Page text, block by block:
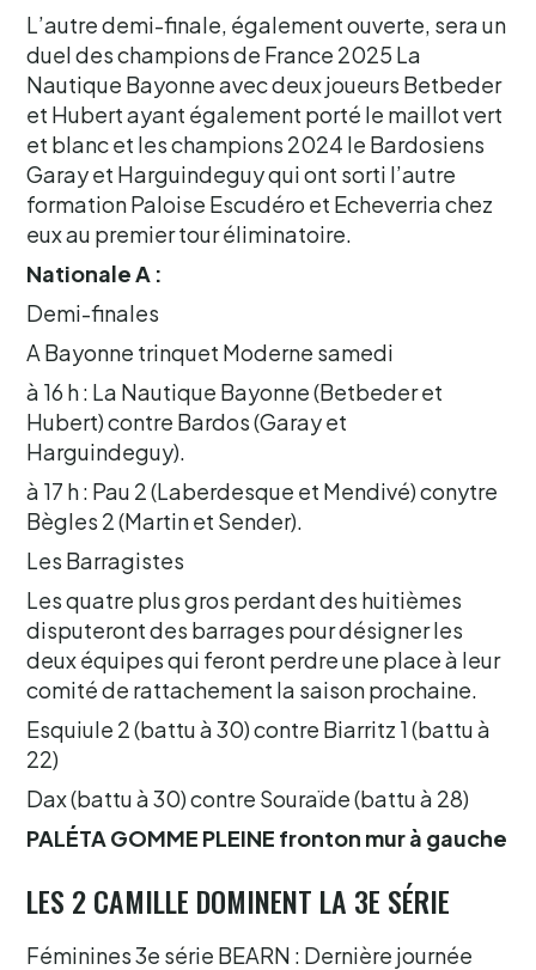
L’autre demi-finale, également ouverte, sera un
duel des champions de France 2025 La
Nautique Bayonne avec deux joueurs Betbeder
et Hubert ayant également porté le maillot vert
et blanc et les champions 2024 le Bardosiens
Garay et Harguindeguy qui ont sorti l’autre
formation Paloise Escudéro et Echeverria chez
eux au premier tour éliminatoire.
Nationale A :
Demi-finales
A Bayonne trinquet Moderne samedi
à 16 h : La Nautique Bayonne (Betbeder et
Hubert) contre Bardos (Garay et
Harguindeguy).
à 17 h : Pau 2 (Laberdesque et Mendivé) conytre
Bègles 2 (Martin et Sender).
Les Barragistes
Les quatre plus gros perdant des huitièmes
disputeront des barrages pour désigner les
deux équipes qui feront perdre une place à leur
comité de rattachement la saison prochaine.
Esquiule 2 (battu à 30) contre Biarritz 1 (battu à
22)
Dax (battu à 30) contre Souraïde (battu à 28)
PALÉTA GOMME PLEINE fronton mur à gauche
LES 2 CAMILLE DOMINENT LA 3E SÉRIE
Féminines 3e série BEARN : Dernière journée